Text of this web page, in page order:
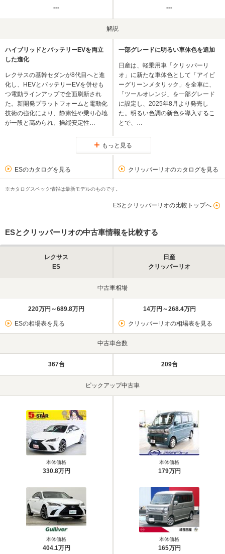
--- ---
解説
ハイブリッドとバッテリーEVを両立
した進化
レクサスの基幹セダンが8代目へと進
化し、HEVとバッテリーEVを併せも
つ電動ラインアップで全面刷新され
た。新開発プラットフォームと電動化
技術の強化により、静粛性や乗り心地
が一段と高められ、操縦安定性…
一部グレードに明るい車体色を追加
日産は、軽乗用車「クリッパーリ
オ」に新たな車体色として「アイビ
ーグリーンメタリック」を全車に、
「ツールオレンジ」を一部グレード
に設定し、2025年8月より発売し
た。明るい色調の新色を導入するこ
とで、…
もっと見る
ESのカタログを見る クリッパーリオのカタログを見る
※カタログスペック情報は最新モデルのものです。
ESとクリッパーリオの比較トップへ
ESとクリッパーリオの中古車情報を比較する
レクサス
ES
日産
クリッパーリオ
中古車相場
220万円～689.8万円
ESの相場表を見る
14万円～268.4万円
クリッパーリオの相場表を見る
中古車台数
367台 209台
ピックアップ中古車
本体価格
330.8万円
本体価格
404.1万円
本体価格
179万円
本体価格
165万円